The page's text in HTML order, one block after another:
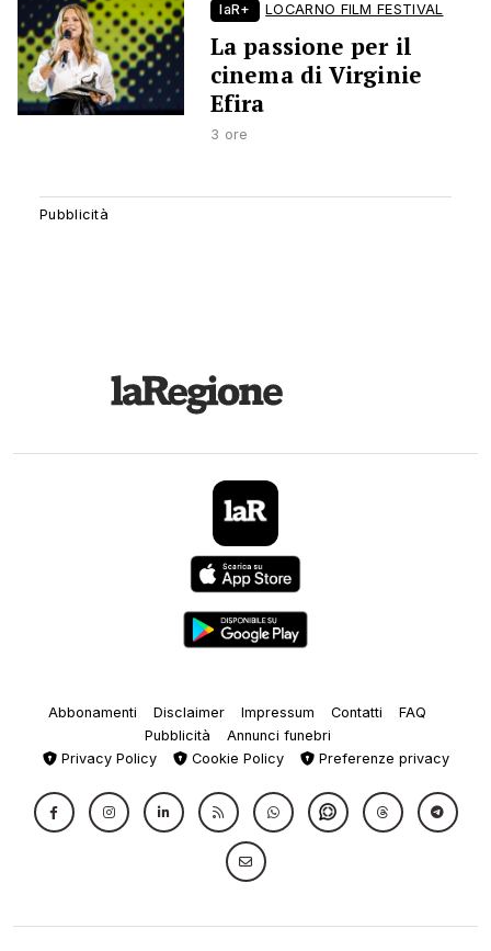
laR+ LOCARNO FILM FESTIVAL
La passione per il
cinema di Virginie
Efira
3 ore
Abbonamenti Disclaimer Impressum Contatti
FAQ
Pubblicità
Annunci funebri
Privacy Policy
Cookie Policy Preferenze privacy